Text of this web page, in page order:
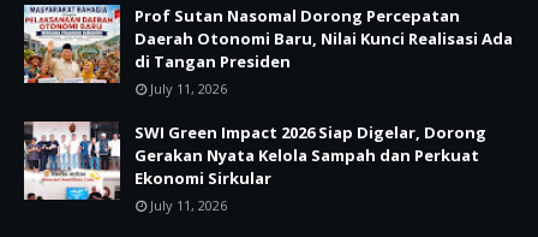
Prof Sutan Nasomal Dorong Percepatan
Daerah Otonomi Baru, Nilai Kunci Realisasi Ada
di Tangan Presiden
July 11, 2026
SWI Green Impact 2026 Siap Digelar, Dorong
Gerakan Nyata Kelola Sampah dan Perkuat
Ekonomi Sirkular
July 11, 2026